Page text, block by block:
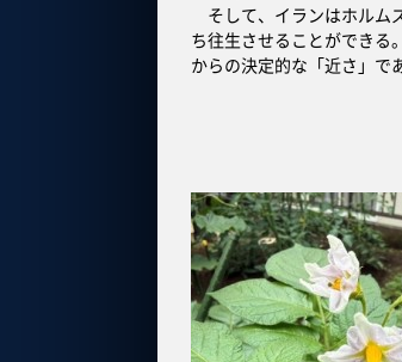
そして、イランはホルム
ち往生させることができる
からの決定的な「近さ」で